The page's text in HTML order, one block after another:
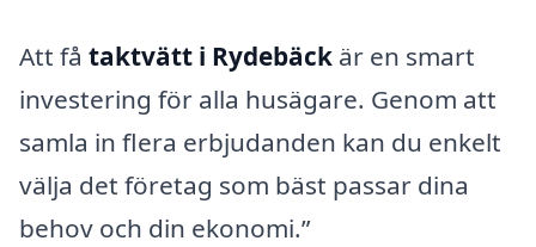
Att få taktvätt i Rydebäck är en smart
investering för alla husägare. Genom att
samla in flera erbjudanden kan du enkelt
välja det företag som bäst passar dina
behov och din ekonomi.”